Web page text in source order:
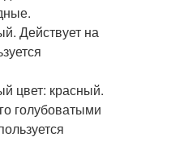
Действует на
цвет: красный.
голубоватыми